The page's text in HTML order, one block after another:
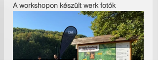
A workshopon készült werk fotók